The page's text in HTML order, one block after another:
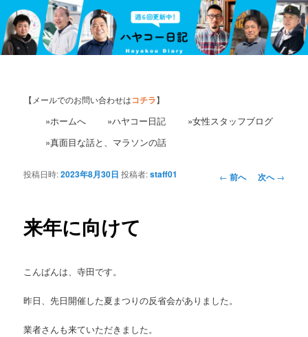
【メールでのお問い合わせはコチラ】
»ホームへ »ハヤコー日記
»女性スタッフブログ
»真面目な話と、マラソンの話
投
← 前へ 次へ→
来年に向けて
投稿日時:2023年8月30日 投稿者:staff01
こんばんは、寺田です。
昨日、先日開催した夏まつりの反省会がありました。
業者さんも来ていただきました。